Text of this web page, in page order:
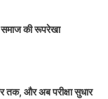
समाज की रूपरेखा
और अब परीक्षा सुधार